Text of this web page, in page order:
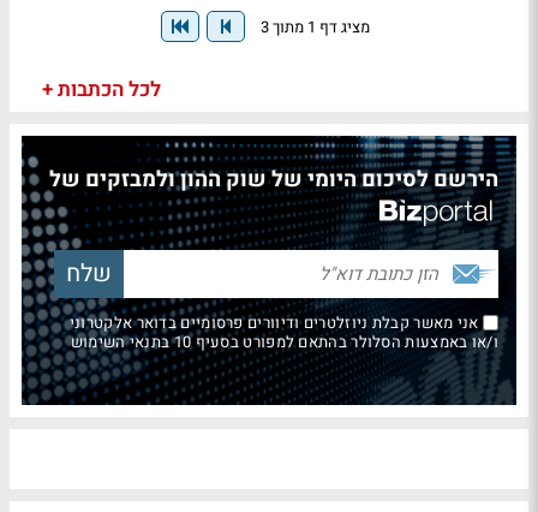
מציג דף 1 מתוך 3
לכל הכתבות +
הירשם לסיכום היומי של שוק ההון ולמבזקים של
אני מאשר קבלת ניוזלטרים ודיוורים פרסומיים בדואר אלקטרוני
ו/או באמצעות הסלולר בהתאם למפורט בסעיף 10 בתנאי השימוש